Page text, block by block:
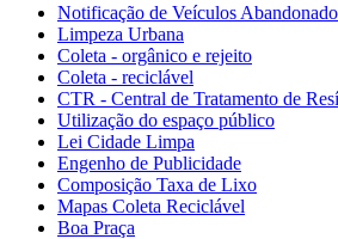
Notificação de Veículos
Limpeza Urbana
Coleta - orgânico e rejeito
Coleta - reciclável
CTR - Central de Tratamento de
Utilização do espaço público
Lei Cidade Limpa
Engenho de Publicidade
Composição Taxa de Lixo
Mapas Coleta Reciclável
Boa Praça